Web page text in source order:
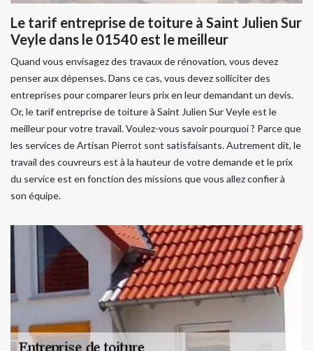
Le tarif entreprise de toiture à Saint Julien Sur
Veyle dans le 01540 est le meilleur
Quand vous envisagez des travaux de rénovation, vous devez
penser aux dépenses. Dans ce cas, vous devez solliciter des
entreprises pour comparer leurs prix en leur demandant un devis.
Or, le tarif entreprise de toiture à Saint Julien Sur Veyle est le
meilleur pour votre travail. Voulez-vous savoir pourquoi ? Parce que
les services de Artisan Pierrot sont satisfaisants. Autrement dit, le
travail des couvreurs est à la hauteur de votre demande et le prix
du service est en fonction des missions que vous allez confier à
son équipe.